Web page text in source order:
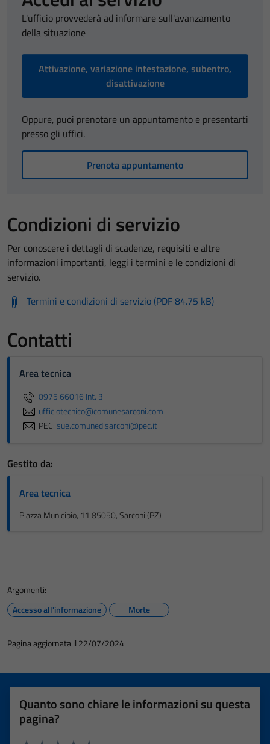
L'ufficio provvederà ad informare sull'avanzamento
della situazione
Attivazione, variazione intestazione, subentro,
disattivazione
Oppure, puoi prenotare un appuntamento e presentarti
presso gli uffici.
Prenota appuntamento
Condizioni di servizio
Per conoscere i dettagli di scadenze, requisiti e altre
informazioni importanti, leggi i termini e le condizioni di
servizio.
Termini e condizioni di servizio (PDF 84.75 kB)
Contatti
Area tecnica
0975 66016 Int. 3
ufficiotecnico@comunesarconi.com
PEC:sue.comunedisarconi@pec.it
Gestito da:
Area tecnica
Piazza Municipio, 11 85050, Sarconi (PZ)
Argomenti:
Accesso all'informazione
Morte
Pagina aggiornata il 22/07/2024
Quanto sono chiare le informazioni su questa
pagina?